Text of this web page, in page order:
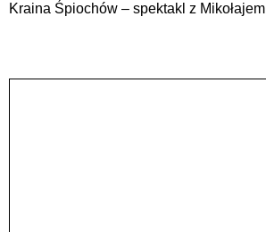
Kraina Śpiochów – spektakl z Mikołajem